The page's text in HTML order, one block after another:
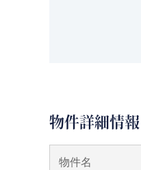
物件詳細情報
物件名